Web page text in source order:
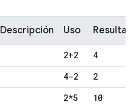
Descripción Uso
2+2
4
4-2
2
2*5
10